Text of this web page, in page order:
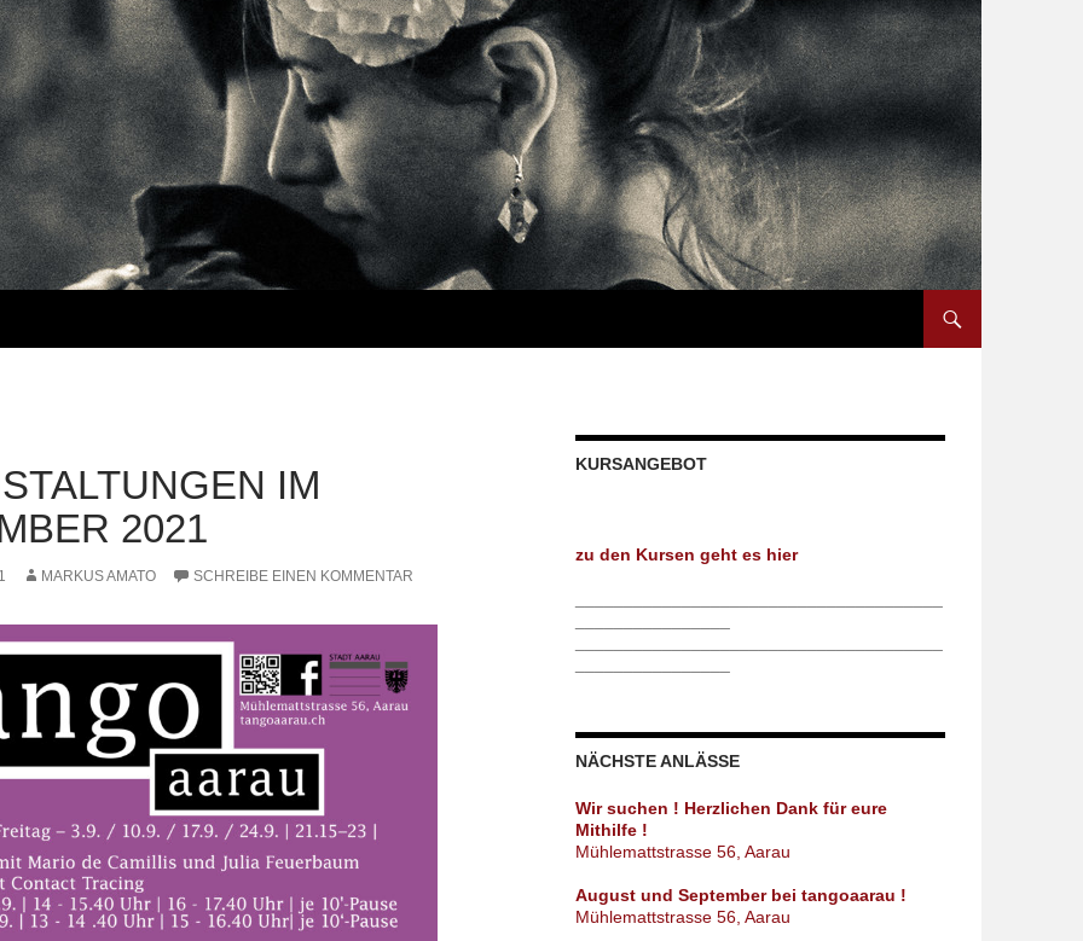
IM
2021
MARKUS AMATO SCHREIBE EINEN KOMMENTAR
KURSANGEBOT
zu den Kursen geht es hier
NÄCHSTE ANLÄSSE
Wir suchen ! Herzlichen Dank für eure
Mithilfe !
Mühlemattstrasse 56, Aarau
August und September bei tangoaarau !
Mühlemattstrasse 56, Aarau